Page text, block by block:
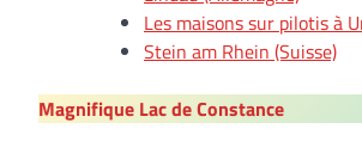
Les maisons sur pilotis à
Stein am Rhein (Suisse)
Magnifique Lac de Constance